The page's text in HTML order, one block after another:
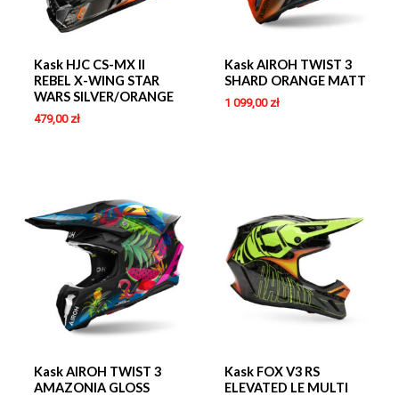
Kask HJC CS-MX II
REBEL X-WING STAR
WARS SILVER/ORANGE
479,00 zł
Kask AIROH TWIST 3
SHARD ORANGE MATT
1 099,00 zł
Kask AIROH TWIST 3
AMAZONIA GLOSS
Kask FOX V3 RS
ELEVATED LE MULTI